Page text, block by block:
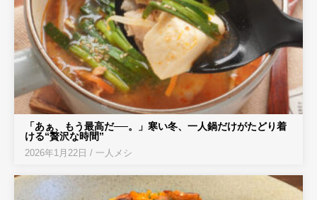
「あぁ、もう最高だ──。」寒い冬、一人鍋だけがたどり着
ける“贅沢な時間”
2026年1月22日 / 一人メシ